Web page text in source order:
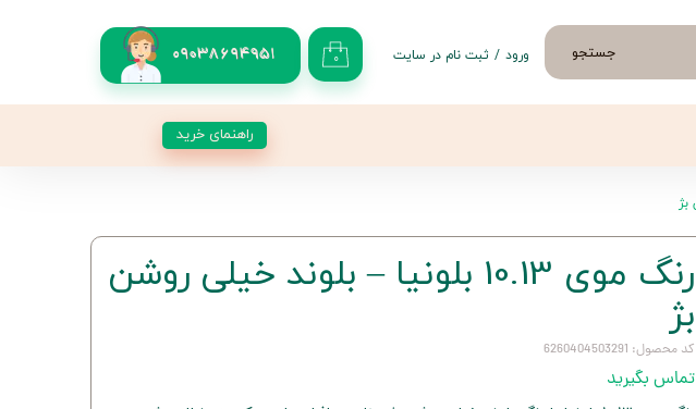
09038694951 جستجو ۰ ورود / ثبت نام در سایت
راهنمای خرید
رنگ موی 10.13 بلونیا – بلوند خیلی روشن
بژ
کد محصول: 6260404503291
تماس بگیرید